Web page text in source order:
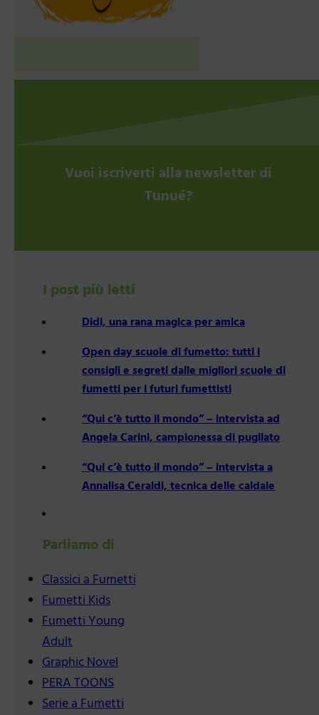
Vuoi iscriverti alla newsletter di
Tunué?
I post più letti
Didi, una rana magica per amica
Open day scuole di fumetto: tutti i
consigli e segreti dalle migliori scuole di
fumetti per i futuri fumettisti
“Qui c’è tutto il mondo” – intervista ad
Angela Carini, campionessa di pugilato
“Qui c’è tutto il mondo” – intervista a
Annalisa Ceraldi, tecnica delle caldaie
Parliamo di
Classici a Fumetti
Fumetti Kids
Fumetti Young
Adult
Graphic Novel
PERA TOONS
Serie a Fumetti